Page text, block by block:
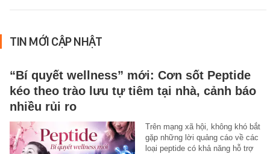
TIN MỚI CẬP NHẬT
“Bí quyết wellness” mới: Cơn sốt Peptide
kéo theo trào lưu tự tiêm tại nhà, cảnh báo
nhiều rủi ro
Trên mạng xã hội, không khó bắt
gặp những lời quảng cáo về các
loại peptide có khả năng hỗ trợ